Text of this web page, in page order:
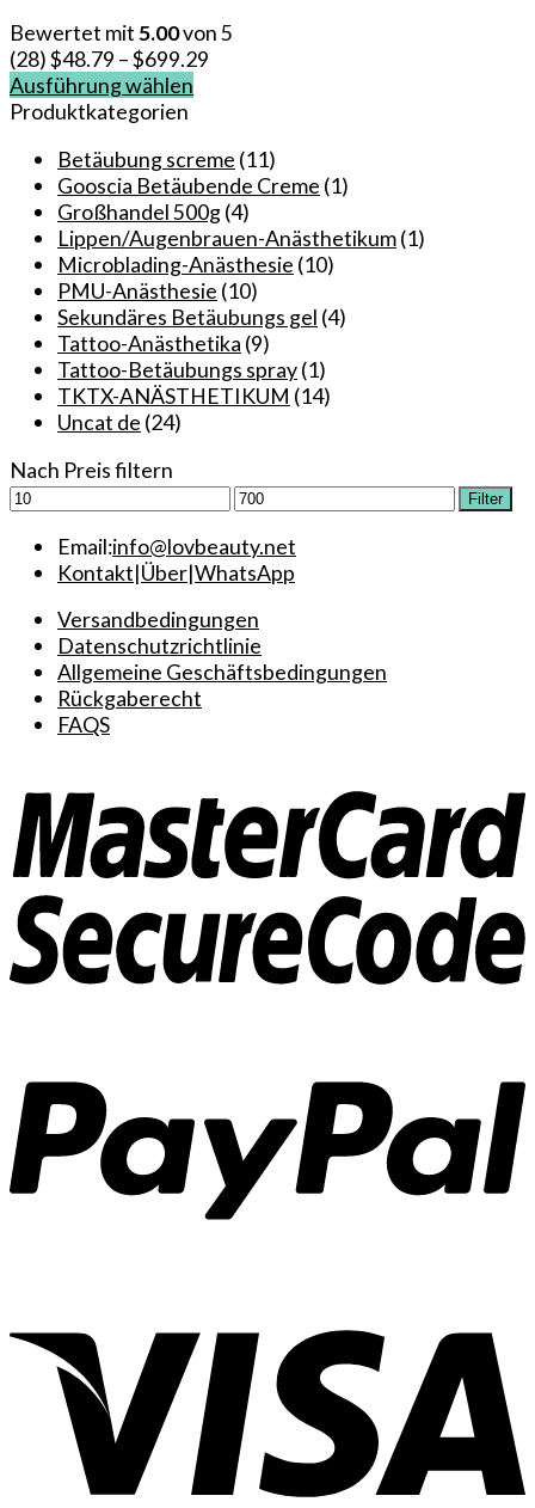
Bewertet mit5.00von 5
(28)$48.79 –$699.29
Ausführung wählen
Dieses
weist
mehrere
Varianten
auf.
Die
Optionen
können
auf
der
Produktseite
gewählt
Produktkategorien
Betäubung screme (11)
Gooscia Betäubende Creme (1)
Großhandel 500g(4)
Lippen/Augenbrauen-Anästhetikum(1)
Microblading-Anästhesie (10)
PMU-Anästhesie (10)
Sekundäres Betäubungs gel (4)
Tattoo-Anästhetika (9)
Tattoo-Betäubungs spray(1)
TKTX-ANÄSTHETIKUM (14)
Uncat de (24)
Nach Preis filtern
Min.
Max.
Filter
Email:info@lovbeauty.net
Kontakt|Über|WhatsApp
Versandbedingungen
Datenschutzrichtlinie
Allgemeine Geschäftsbedingungen
Rückgaberecht
FAQS